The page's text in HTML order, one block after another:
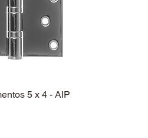
5 x 4 - AIP